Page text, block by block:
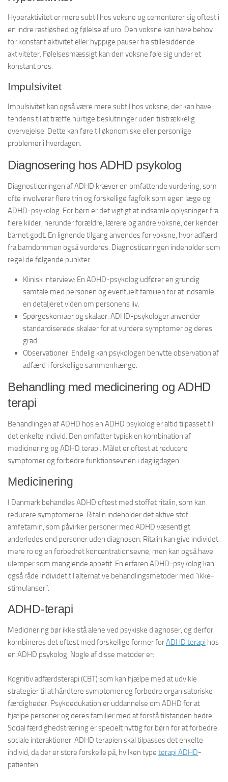
Hyperaktivitet er mere subtil hos voksne og cementerer sig oftest i
en indre rastløshed og følelse af uro. Den voksne kan have behov
for konstant aktivitet eller hyppige pauser fra stillesiddende
aktiviteter. Følelsesmæssigt kan den voksne føle sig under et
konstant pres.
Impulsivitet
Impulsivitet kan også være mere subtil hos voksne, der kan have
tendens til at træffe hurtige beslutninger uden tilstrækkelig
overvejelse. Dette kan føre til økonomiske eller personlige
problemer i hverdagen.
Diagnosering hos ADHD psykolog
Diagnosticeringen af ADHD kræver en omfattende vurdering, som
ofte involverer flere trin og forskellige fagfolk som egen læge og
ADHD-psykolog. For børn er det vigtigt at indsamle oplysninger fra
flere kilder, herunder forældre, lærere og andre voksne, der kender
barnet godt. En lignende tilgang anvendes for voksne, hvor adfærd
fra barndommen også vurderes. Diagnosticeringen indeholder som
regel de følgende punkter
Klinisk interview: En ADHD-psykolog udfører en grundig
samtale med personen og eventuelt familien for at indsamle
en detaljeret viden om personens liv.
Spørgeskemaer og skalaer: ADHD-psykologer anvender
standardiserede skalaer for at vurdere symptomer og deres
grad.
Observationer: Endelig kan psykologen benytte observation af
adfærd i forskellige sammenhænge.
Behandling med medicinering og ADHD
terapi
Behandlingen af ADHD hos en ADHD psykolog er altid tilpasset til
det enkelte individ. Den omfatter typisk en kombination af
medicinering og ADHD terapi. Målet er oftest at reducere
symptomer og forbedre funktionsevnen i dagligdagen.
Medicinering
I Danmark behandles ADHD oftest med stoffet ritalin, som kan
reducere symptomerne. Ritalin indeholder det aktive stof
amfetamin, som påvirker personer med ADHD væsentligt
anderledes end personer uden diagnosen. Ritalin kan give individet
mere ro og en forbedret koncentrationsevne, men kan også have
ulemper som manglende appetit. En erfaren ADHD-psykolog kan
også råde individet til alternative behandlingsmetoder med “ikke-
stimulanser”.
ADHD-terapi
Medicinering bør ikke stå alene ved psykiske diagnoser, og derfor
kombineres det oftest med forskellige former forADHD terapi hos
en ADHD psykolog. Nogle af disse metoder er:
Kognitiv adfærdsterapi (CBT) som kan hjælpe med at udvikle
strategier til at håndtere symptomer og forbedre organisatoriske
færdigheder. Psykoedukation er uddannelse om ADHD for at
hjælpe personer og deres familier med at forstå tilstanden bedre.
Social færdighedstræning er specielt nyttig for børn for at forbedre
sociale interaktioner. ADHD terapien skal tilpasses det enkelte
individ, da der er store forskelle på, hvilken type terapi ADHD-
patienten